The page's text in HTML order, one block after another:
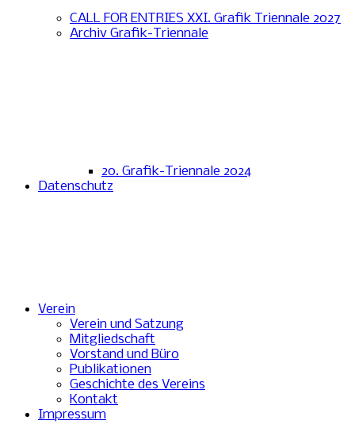
CALL FOR ENTRIES XXI. Grafik Triennale 2027
Archiv Grafik-Triennale
20. Grafik-Triennale 2024
Datenschutz
Verein
Verein und Satzung
Mitgliedschaft
Vorstand und Büro
Publikationen
Geschichte des Vereins
Kontakt
Impressum